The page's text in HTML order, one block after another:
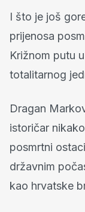
I što je još
prijenosa
Križnom putu
totalitarnog
Dragan
istoričar
posmrtni
državnim
kao hrvatske